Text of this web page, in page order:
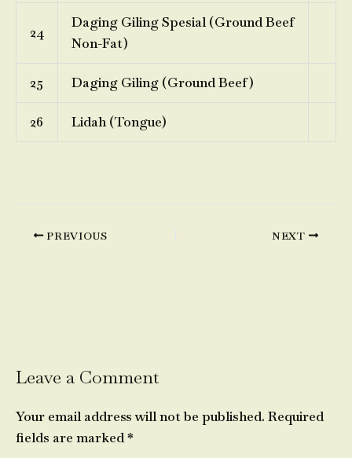
24
Daging Giling Spesial (Ground Beef
Non-Fat)
25 Daging Giling (Ground Beef)
26 Lidah (Tongue)
PREVIOUS NEXT
Leave a Comment
Your email address will not be published. Required
fields are marked*